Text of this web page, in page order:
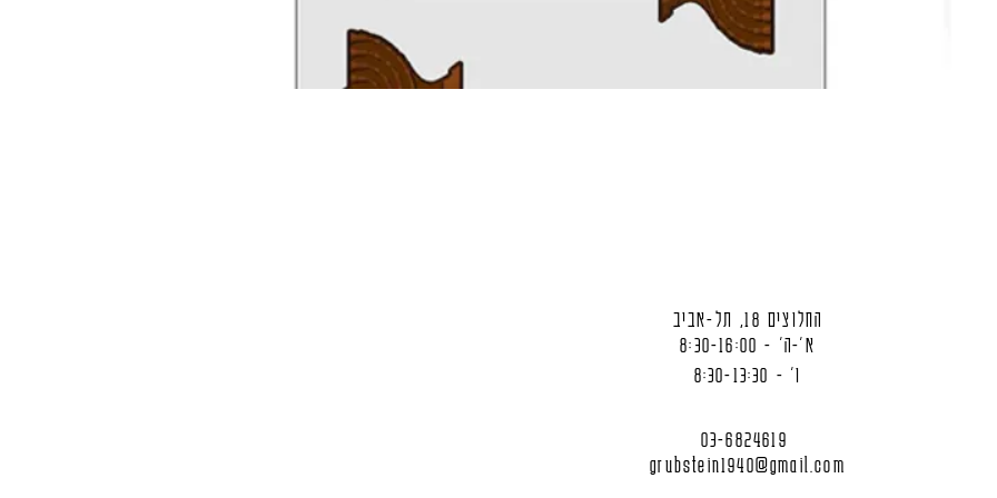
החלוצים 18, תל-אביב
א'-ה' - 8:30-16:00
ו' - 8:30-13:30
03-6824619
grubstein1940@gmail.com